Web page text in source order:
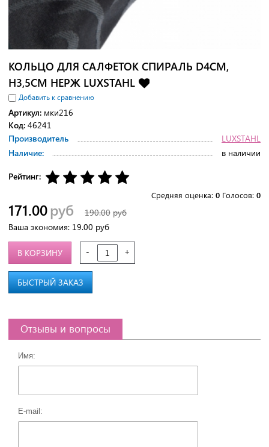
КОЛЬЦО ДЛЯ САЛФЕТОК СПИРАЛЬ D4СМ,
H3,5СМ НЕРЖ LUXSTAHL
Добавить к сравнению
Артикул: мки216
Код: 46241
Производитель
LUXSTAHL
Наличие:
в наличии
Рейтинг:
Средняя оценка: 0 Голосов: 0
171.00руб 190.00 руб
Ваша экономия: 19.00 руб
- +
В КОРЗИНУ
БЫСТРЫЙ ЗАКАЗ
Отзывы и вопросы
Имя:
E-mail: